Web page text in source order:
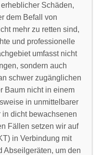
Schäden,
dem Befall von
mehr zu retten sind,
und professionelle
umfasst nicht
sondern auch
schwer zugänglichen
Baum nicht in einem
in unmittelbarer
in dicht bewachsenen
Fällen setzen wir auf
in Verbindung mit
Abseilgeräten, um den